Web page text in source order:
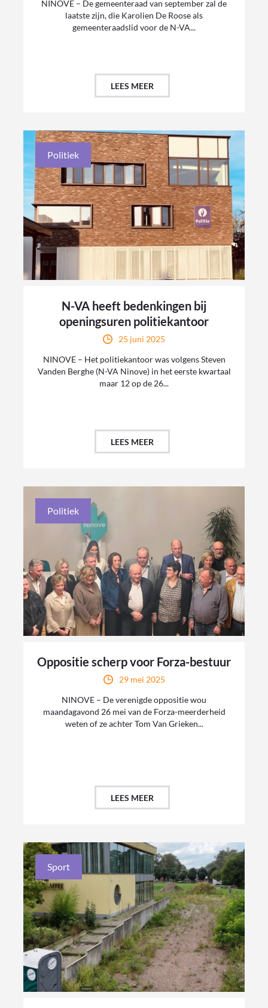
NINOVE – De gemeenteraad van september zal de
laatste zijn, die Karolien De Roose als
gemeenteraadslid voor de N-VA...
LEES MEER
Politiek
N-VA heeft bedenkingen bij
openingsuren politiekantoor
25 juni 2025
NINOVE – Het politiekantoor was volgens Steven
Vanden Berghe (N-VA Ninove) in het eerste kwartaal
maar 12 op de 26...
LEES MEER
Politiek
Oppositie scherp voor Forza-bestuur
29 mei 2025
NINOVE – De verenigde oppositie wou
maandagavond 26 mei van de Forza-meerderheid
weten of ze achter Tom Van Grieken...
LEES MEER
Sport